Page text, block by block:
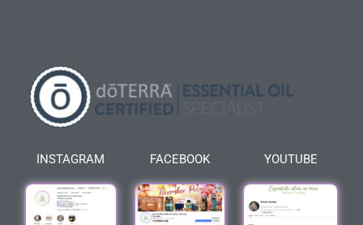
INSTAGRAM FACEBOOK YOUTUBE